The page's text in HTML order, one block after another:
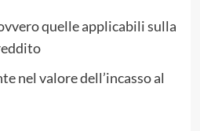
quelle applicabili sulla
nel valore dell’incasso al